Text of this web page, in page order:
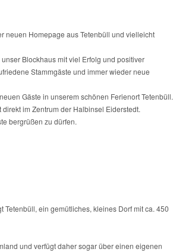
neuen Homepage aus Tetenbüll und vielleicht
Blockhaus mit viel Erfolg und positiver
Stammgäste und immer wieder neue
Gäste in unserem schönen Ferienort Tetenbüll.
im Zentrum der Halbinsel Eiderstedt.
bergrüßen zu dürfen.
Tetenbüll, ein gemütliches, kleines Dorf mit ca. 450
und verfügt daher sogar über einen eigenen